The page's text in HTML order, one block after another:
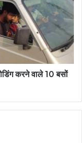
करने वाले 10 बसों